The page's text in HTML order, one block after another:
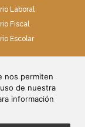
nos permiten
de nuestra
información
Laboral
Fiscal
Escolar